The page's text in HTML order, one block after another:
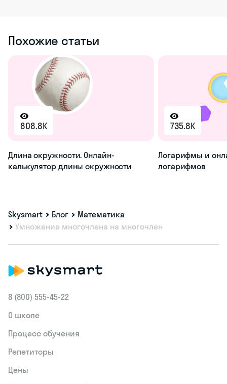
Похожие статьи
808.8K
Длина окружности. Онлайн-
калькулятор длины окружности
735.8K
Логарифмы и
логарифмов
Skysmart Блог
Математика
Умножение многочлена на многочлен
8 (800) 555‑45-22
О школе
Процесс обучения
Репетиторы
Цены